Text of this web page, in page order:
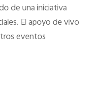
de una iniciativa
El apoyo de vivo
eventos